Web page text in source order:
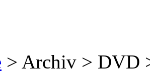
> Archiv > DVD